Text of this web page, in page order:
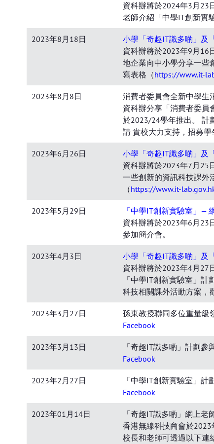
資科辦將於2024年3月23
老師介紹「中學IT創新實
2023年8月18日
小學「奇趣IT識多啲」及
資科辦將於2023年9月16
地企業向中小學分享一些
寫表格（https://www.it-
2023年8月8日
消費者委員會全新中學生
資科辦分享「消費者委員
於2023/24學年推出。 計
請 貴校大力支持，招募
2023年6月26日
小學「奇趣IT識多啲」及
資科辦將於2023年7月25
一些創新的資訊科技課外
（https://www.it-
2023年5月29日
「中學IT創新實驗室」—
資科辦將於2023年6月23
參加簡介會。
2023年4月3日
小學「奇趣IT識多啲」及
資科辦將於2023年4月27
「中學IT創新實驗室」
科技相關課外活動方案，
2023年3月27日
孫東教授聯同多位重量級
Facebook
2023年3月13日
「奇趣IT識多啲」計劃參
Facebook
2023年2月27日
「中學IT創新實驗室」計
Facebook
2023年01月14日
「奇趣IT識多啲」網上老
香港無線科技商會於
校長和老師可透過以下連